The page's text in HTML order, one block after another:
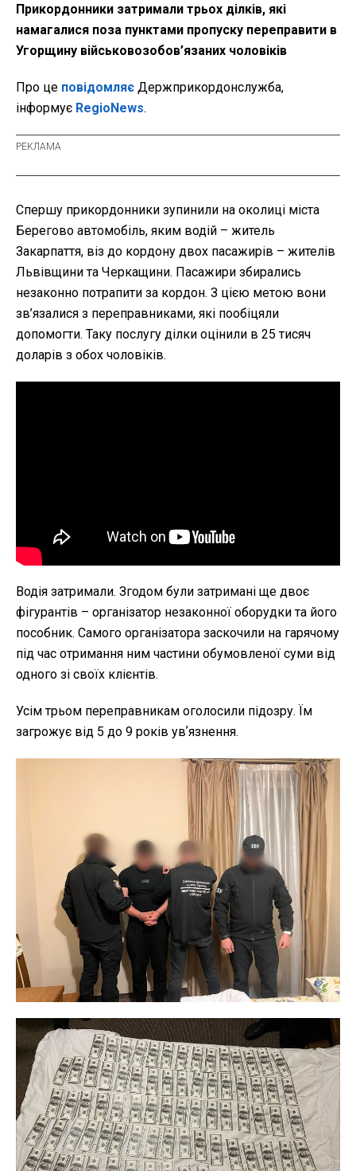
Прикордонники затримали трьох ділків, які
намагалися поза пунктами пропуску переправити в
Угорщину військовозобов’язаних чоловіків
Про це повідомляє Держприкордонслужба,
інформує RegioNews.
Спершу прикордонники зупинили на околиці міста
Берегово автомобіль, яким водій – житель
Закарпаття, віз до кордону двох пасажирів – жителів
Львівщини та Черкащини. Пасажири збирались
незаконно потрапити за кордон. З цією метою вони
зв’язалися з переправниками, які пообіцяли
допомогти. Таку послугу ділки оцінили в 25 тисяч
доларів з обох чоловіків.
Водія затримали. Згодом були затримані ще двоє
фігурантів – організатор незаконної оборудки та його
пособник. Самого організатора заскочили на гарячому
під час отримання ним частини обумовленої суми від
одного зі своїх клієнтів.
Усім трьом переправникам оголосили підозру. Їм
загрожує від 5 до 9 років увʼязнення.